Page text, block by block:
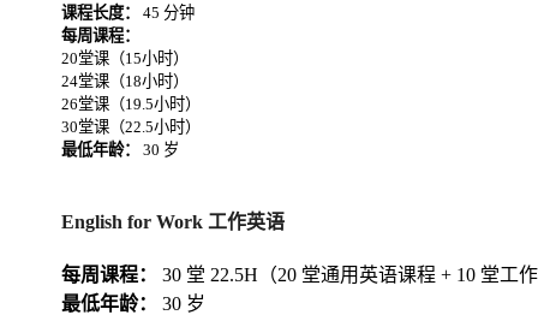
课程长度：
45 分钟
每周课程：
20堂课（15小时）
24堂课（18小时）
26堂课（19.5小时）
30堂课（22.5小时）
最低年龄：
30 岁
English for Work 工作英语
每周课程：
30 堂 22.5H（20 堂通用英语课程 + 10 堂工作
最低年龄：
30 岁